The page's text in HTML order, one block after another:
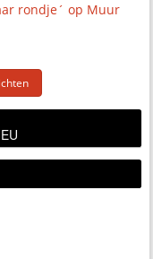
rondje´ op Muur